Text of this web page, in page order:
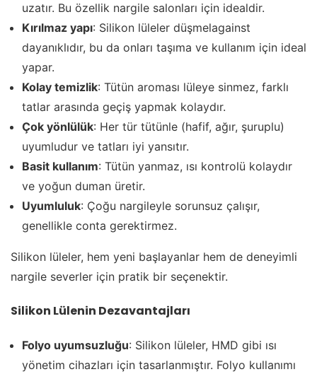
uzatır. Bu özellik nargile salonları için idealdir.
Kırılmaz yapı: Silikon lüleler düşmelagainst
dayanıklıdır, bu da onları taşıma ve kullanım için ideal
yapar.
Kolay temizlik: Tütün aroması lüleye sinmez, farklı
tatlar arasında geçiş yapmak kolaydır.
Çok yönlülük: Her tür tütünle (hafif, ağır, şuruplu)
uyumludur ve tatları iyi yansıtır.
Basit kullanım: Tütün yanmaz, ısı kontrolü kolaydır
ve yoğun duman üretir.
Uyumluluk: Çoğu nargileyle sorunsuz çalışır,
genellikle conta gerektirmez.
Silikon lüleler, hem yeni başlayanlar hem de deneyimli
nargile severler için pratik bir seçenektir.
Silikon Lülenin Dezavantajları
Folyo uyumsuzluğu: Silikon lüleler, HMD gibi ısı
yönetim cihazları için tasarlanmıştır. Folyo kullanımı